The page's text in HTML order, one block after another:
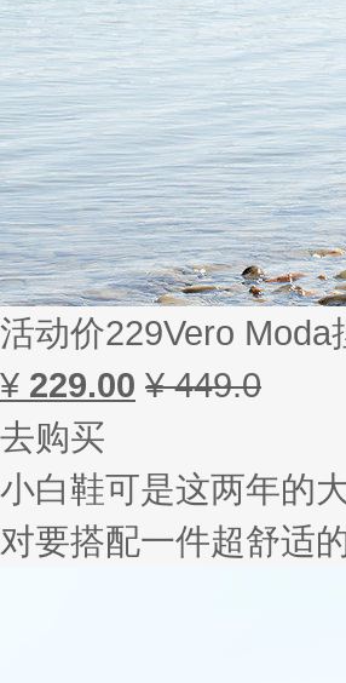
活动价229Vero
¥ 229.00 ¥ 449.0
去购买
小白鞋可是这两年的
对要搭配一件超舒适